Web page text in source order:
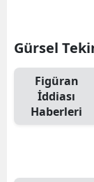
Gürsel
Figüran
İddiası
Haberleri